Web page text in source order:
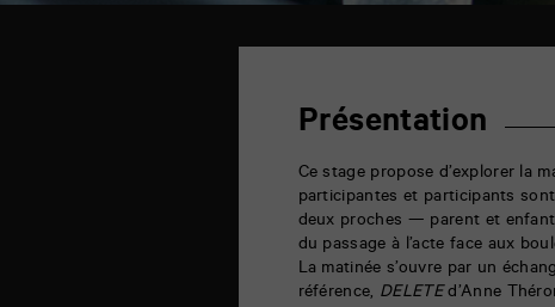
Présentation
Ce stage propose d’explorer la
participantes et participants
deux proches — parent et
du passage à l’acte face aux
La matinée s’ouvre par un
référence, DELETEd’Anne